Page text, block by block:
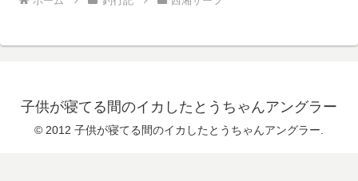
子供が寝てる間のイカしたとうちゃんアングラー
© 2012 子供が寝てる間のイカしたとうちゃんアングラー.